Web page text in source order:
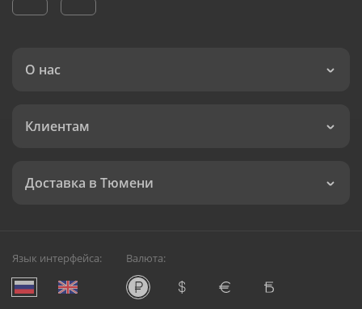
О нас
Клиентам
Доставка в Тюмени
Язык интерфейса: Валюта: